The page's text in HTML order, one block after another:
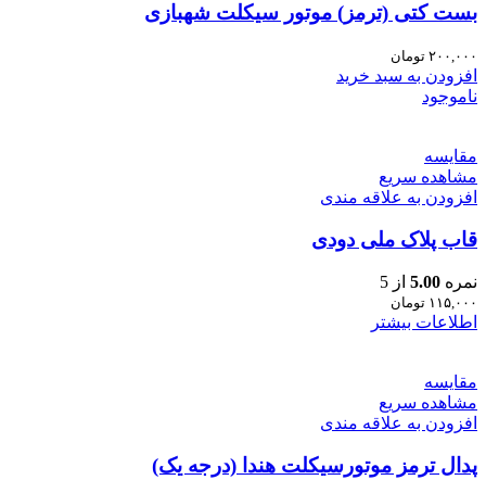
بست کتی (ترمز) موتور سیکلت شهبازی
۲۰۰,۰۰۰ تومان
افزودن به سبد خرید
ناموجود
مقایسه
مشاهده سریع
افزودن به علاقه مندی
قاب پلاک ملی دودی
نمره 5.00 از 5
۱۱۵,۰۰۰ تومان
اطلاعات بیشتر
مقایسه
مشاهده سریع
افزودن به علاقه مندی
پدال ترمز موتورسیکلت هندا (درجه یک)